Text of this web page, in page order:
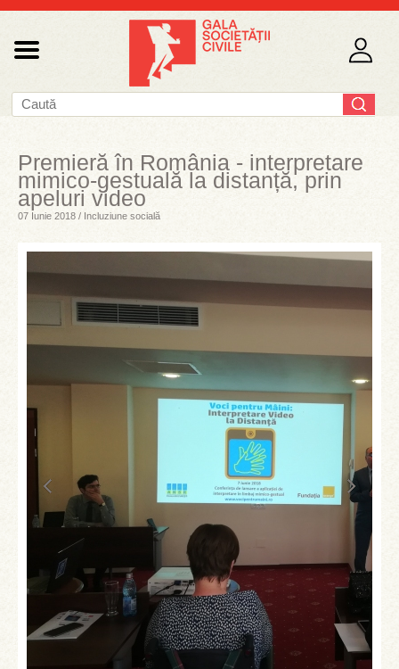
Premieră în România - interpretare
mimico-gestuală la distanță, prin
apeluri video
07 Iunie 2018 / Incluziune socială